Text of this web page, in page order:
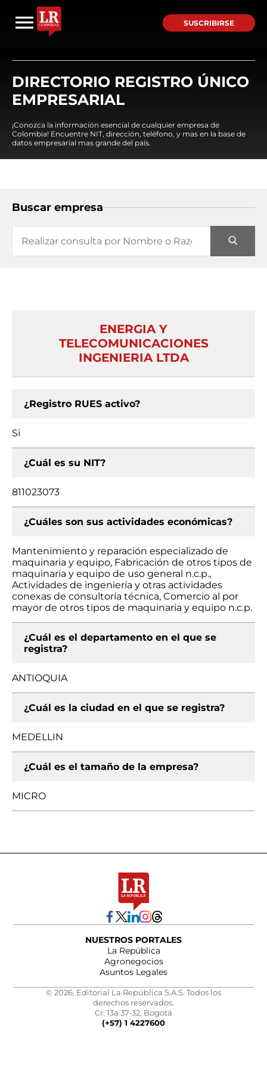
SUSCRIBIRSE
DIRECTORIO REGISTRO ÚNICO
EMPRESARIAL
¡Conozca la información esencial de cualquier empresa de
Colombia! Encuentre NIT, dirección, teléfono, y mas en la base de
datos empresarial mas grande del país.
Buscar empresa
ENERGIA Y
TELECOMUNICACIONES
INGENIERIA LTDA
¿Registro RUES activo?
Si
¿Cuál es su NIT?
811023073
¿Cuáles son sus actividades económicas?
Mantenimiento y reparación especializado de
maquinaria y equipo, Fabricación de otros tipos de
maquinaria y equipo de uso general n.c.p.,
Actividades de ingeniería y otras actividades
conexas de consultoría técnica, Comercio al por
mayor de otros tipos de maquinaria y equipo n.c.p.
¿Cuál es el departamento en el que se
registra?
ANTIOQUIA
¿Cuál es la ciudad en el que se registra?
MEDELLIN
¿Cuál es el tamaño de la empresa?
MICRO
NUESTROS PORTALES
La República
Agronegocios
Asuntos Legales
© 2026, Editorial La República S.A.S. Todos los
derechos reservados.
Cr. 13a 37-32, Bogotá
(+57) 1 4227600